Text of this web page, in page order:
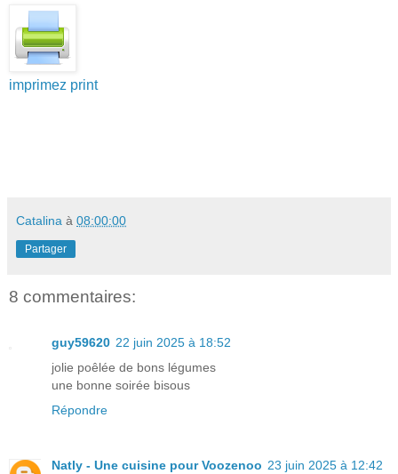
imprimez print
Catalina à 08:00:00
Partager
8 commentaires:
guy59620 22 juin 2025 à 18:52
jolie poêlée de bons légumes
une bonne soirée bisous
Répondre
Natly - Une cuisine pour Voozenoo 23 juin 2025 à 12:42